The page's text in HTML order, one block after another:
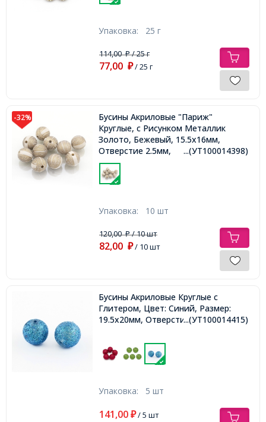
Упаковка: 25 г
114,00₽/ 25 г
77,00 ₽/ 25 г
-32%
Бусины Акриловые "Париж"
Круглые, с Рисунком Металлик
Золото, Бежевый, 15.5x16мм,
Отверстие 2.5мм,
...(УТ100014398)
Упаковка: 10 шт
120,00₽/ 10 шт
82,00 ₽/ 10 шт
Бусины Акриловые Круглые с
Глитером, Цвет: Синий, Размер:
19.5x20мм, Отверстие: 2мм,...(УТ100014415)
Упаковка: 5 шт
141,00 ₽/ 5 шт